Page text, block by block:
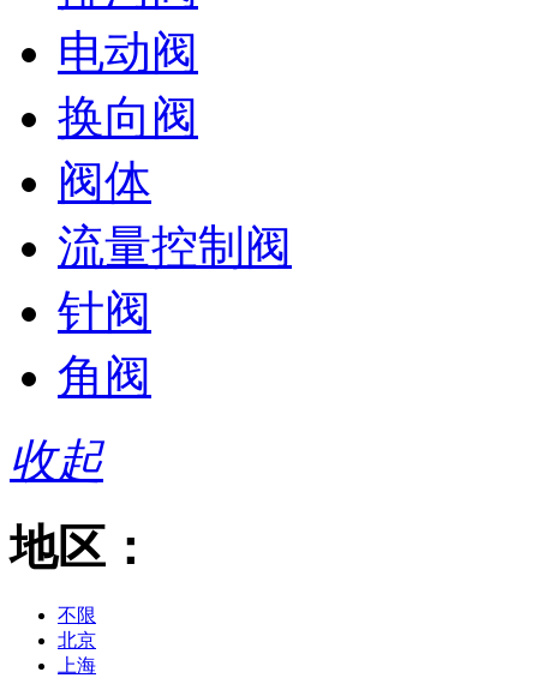
电动阀
换向阀
阀体
流量控制阀
针阀
角阀
收起
地区：
不限
北京
上海